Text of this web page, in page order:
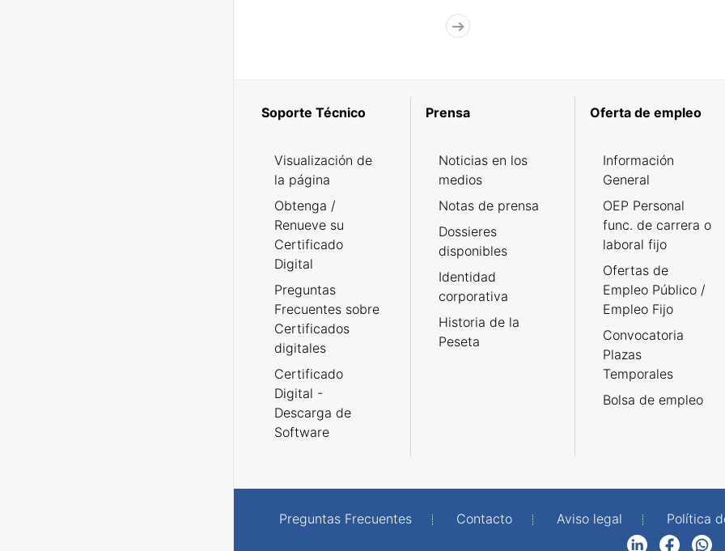
Soporte Técnico
Visualización de
la página
Obtenga /
Renueve su
Certificado
Digital
Preguntas
Frecuentes sobre
Certificados
digitales
Certificado
Digital -
Descarga de
Software
Prensa
Noticias en los
medios
Notas de prensa
Dossieres
disponibles
Identidad
corporativa
Historia de la
Peseta
Oferta de empleo
Información
General
OEP Personal
func. de carrera o
laboral fijo
Ofertas de
Empleo Público /
Empleo Fijo
Convocatoria
Plazas
Temporales
Bolsa de empleo
Preguntas Frecuentes Contacto Aviso legal
Política
FacebookWhatsApp